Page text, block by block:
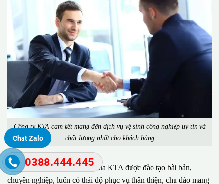
Công ty KTA cam kết mang đến dịch vụ vệ sinh công nghiệp uy tín và
chất lượng nhất cho khách hàng
Đặc biệt, đội ngũ nhân viên của KTA được đào tạo bài bản,
chuyên nghiệp, luôn có thái độ phục vụ thân thiện, chu đáo mang
Chat Zalo
0388.444.445